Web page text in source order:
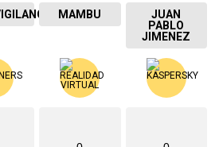
MAMBU
JUAN
PABLO
JIMENEZ